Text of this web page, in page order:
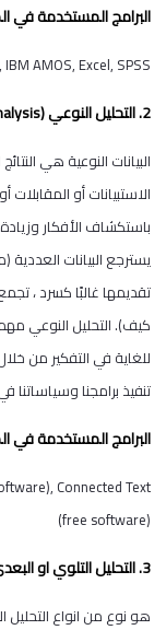
البرامج المستخدمة في
AMOS, Excel, SPSS
2. التحليل النوعي (Qualitative Data Analysis)
البيانات النوعية هي
الاستبيانات أو المقابلات
باستكشاف الأفكار
يسترجع البيانات العددية
تقديمها غالبًا كسرد ،
كيف). التحليل النوعي مهم
للغاية في التفكير من
تنفيذ برامجنا وسياساتنا
البرامج المستخدمة في
Connected Text
(free software)
3. التحليل التلوي او البعدي (Meta Analysis)
هو نوع من انواع التحليل